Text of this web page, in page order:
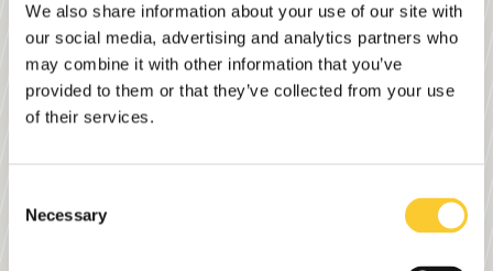
We also share information about your use of our site with
our social media, advertising and analytics partners who
may combine it with other information that you’ve
provided to them or that they’ve collected from your use
of their services.
Selection
Necessary
Mécanisme de pliage actionnable d'une seule main
Fabriqué enWood Veneer Composite (WVC)
entièrement recyclable
100 % recyclable – sans métal ni plastique
Tapis antidérapant